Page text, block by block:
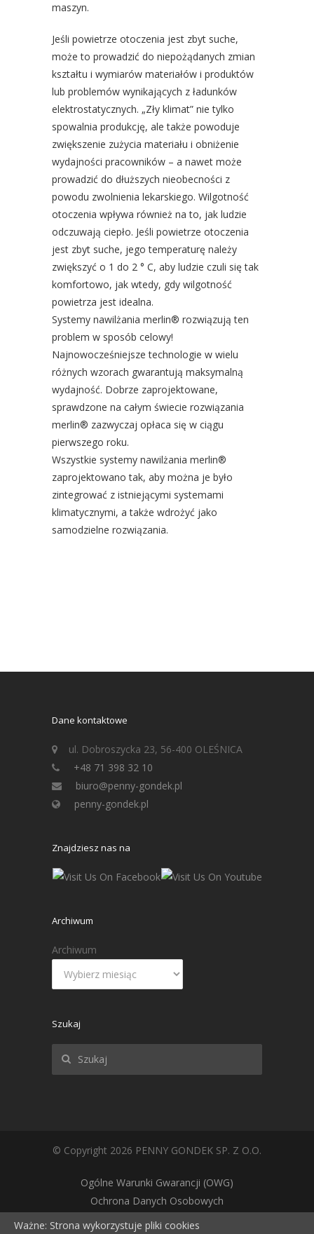
maszyn.
Jeśli powietrze otoczenia jest zbyt suche,
może to prowadzić do niepożądanych zmian
kształtu i wymiarów materiałów i produktów
lub problemów wynikających z ładunków
elektrostatycznych. „Zły klimat” nie tylko
spowalnia produkcję, ale także powoduje
zwiększenie zużycia materiału i obniżenie
wydajności pracowników – a nawet może
prowadzić do dłuższych nieobecności z
powodu zwolnienia lekarskiego. Wilgotność
otoczenia wpływa również na to, jak ludzie
odczuwają ciepło. Jeśli powietrze otoczenia
jest zbyt suche, jego temperaturę należy
zwiększyć o 1 do 2 ° C, aby ludzie czuli się tak
komfortowo, jak wtedy, gdy wilgotność
powietrza jest idealna.
Systemy nawilżania merlin® rozwiązują ten
problem w sposób celowy!
Najnowocześniejsze technologie w wielu
różnych wzorach gwarantują maksymalną
wydajność. Dobrze zaprojektowane,
sprawdzone na całym świecie rozwiązania
merlin® zazwyczaj opłaca się w ciągu
pierwszego roku.
Wszystkie systemy nawilżania merlin®
zaprojektowano tak, aby można je było
zintegrować z istniejącymi systemami
klimatycznymi, a także wdrożyć jako
samodzielne rozwiązania.
Dane kontaktowe
ul. Dobroszycka 23, 56-400 OLEŚNICA
+48 71 398 32 10
biuro@penny-gondek.pl
penny-gondek.pl
Znajdziesz nas na
Archiwum
Archiwum
Szukaj
© Copyright 2026 PENNY GONDEK SP. Z O.O.
Ogólne Warunki Gwarancji (OWG)
Ochrona Danych Osobowych
Polityka cookie
Ważne: Strona wykorzystuje pliki cookies